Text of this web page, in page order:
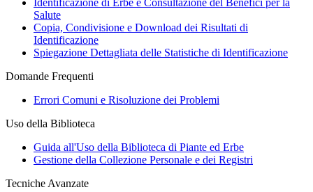
Identificazione di Erbe e Consultazione del Benefici per la
Salute
Copia, Condivisione e Download dei Risultati di
Identificazione
Spiegazione Dettagliata delle Statistiche di Identificazione
Domande Frequenti
Errori Comuni e Risoluzione dei Problemi
Uso della Biblioteca
Guida all'Uso della Biblioteca di Piante ed Erbe
Gestione della Collezione Personale e dei Registri
Tecniche Avanzate